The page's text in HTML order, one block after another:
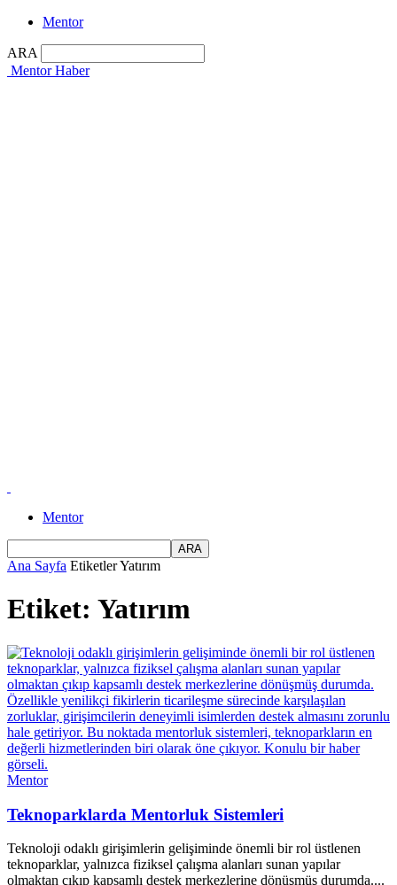
Mentor
ARA
Mentor Haber
Mentor
Ana Sayfa EtiketlerYatırım
Etiket: Yatırım
Mentor
Teknoparklarda Mentorluk Sistemleri
Teknoloji odaklı girişimlerin gelişiminde önemli bir rol üstlenen
teknoparklar, yalnızca fiziksel çalışma alanları sunan yapılar
olmaktan çıkıp kapsamlı destek merkezlerine dönüşmüş durumda....